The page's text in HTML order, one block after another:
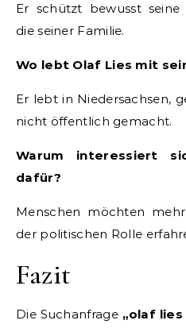
Er schützt bewusst seine
die seiner Familie.
Wo lebt Olaf Lies mit
Er lebt in Niedersachsen,
nicht öffentlich gemacht.
Warum interessiert
dafür?
Menschen möchten
der politischen Rolle
Fazit
Die Suchanfrage „olaf